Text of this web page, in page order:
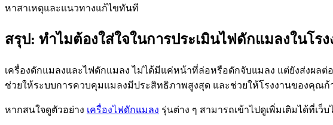
หาสาเหตุและแนวทางแก้ไขทันที
สรุป: ทำไมต้องใส่ใจในการประเมินไฟดักแมลงในโรง
เครื่องดักแมลงและไฟดักแมลง ไม่ได้มีแค่หน้าที่ล่อหรือดักจับแมลง แต่ยังส่งผล
ช่วยให้ระบบการควบคุมแมลงมีประสิทธิภาพสูงสุด และช่วยให้โรงงานของคุณก้
หากสนใจดูตัวอย่าง เครื่องไฟดักแมลง รุ่นต่าง ๆ สามารถเข้าไปดูเพิ่มเติมได้ที่เว็